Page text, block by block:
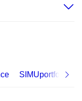
SIMUportfolio